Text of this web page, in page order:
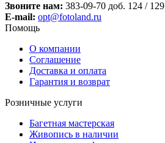
Звоните нам: 383-09-70 доб. 124 / 129
E-mail: opt@fotoland.ru
Помощь
О компании
Соглашение
Доставка и оплата
Гарантия и возврат
Розничные услуги
Багетная мастерская
Живопись в наличии